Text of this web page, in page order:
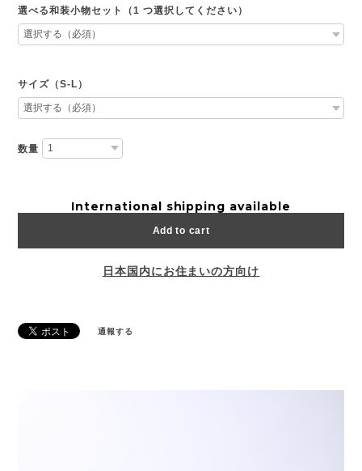
選べる和装小物セット（1 つ選択してください）
サイズ（S-L）
数量
International shipping available
Add to cart
日本国内にお住まいの方向け
通報する